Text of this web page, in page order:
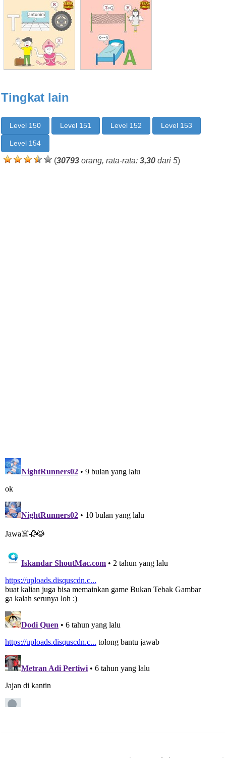
Tingkat lain
Level 150 Level 151 Level 152 Level 153
Level 154
(30793 orang, rata-rata: 3,30 dari 5)